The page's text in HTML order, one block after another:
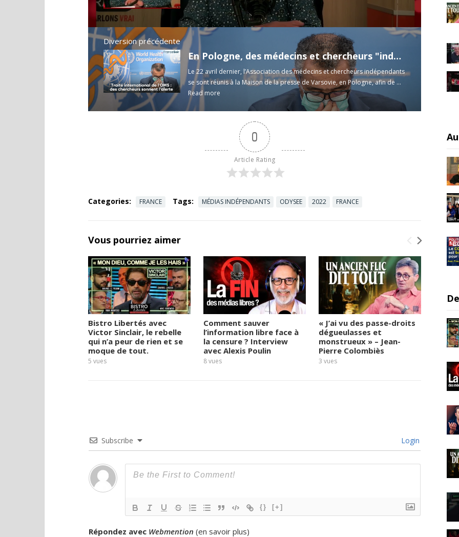
Diversion précédente
En Pologne, des médecins et chercheurs "indépendants" alertent sur le projet de collaboration internationale de l’OMS
Le 22 avril dernier, l’Association des médecins et chercheurs indépendants
se sont réunis à la Maison de la presse de Varsovie, en Pologne, afin de ...
Read more
0
Article Rating
Categories: FRANCE Tags: MÉDIAS INDÉPENDANTS ODYSEE 2022 FRANCE
Vous pourriez aimer
Bistro Libertés avec
Victor Sinclair, le rebelle
qui n’a peur de rien et se
moque de tout.
5 vues
Comment sauver
l’information libre face à
la censure ? Interview
avec Alexis Poulin
8vues
« J’ai vu des passe-droits
dégueulasses et
monstrueux » – Jean-
Pierre Colombiès
3 vues
Il
défie
Subscribe Login
{} [+]
Répondez avec Webmention (en savoir plus)